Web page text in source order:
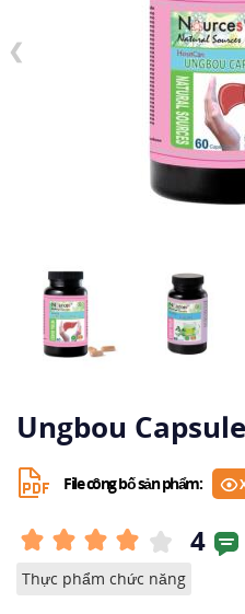
❮
Ungbou
File công bố sản phẩm:
4
Thực phẩm chức năng